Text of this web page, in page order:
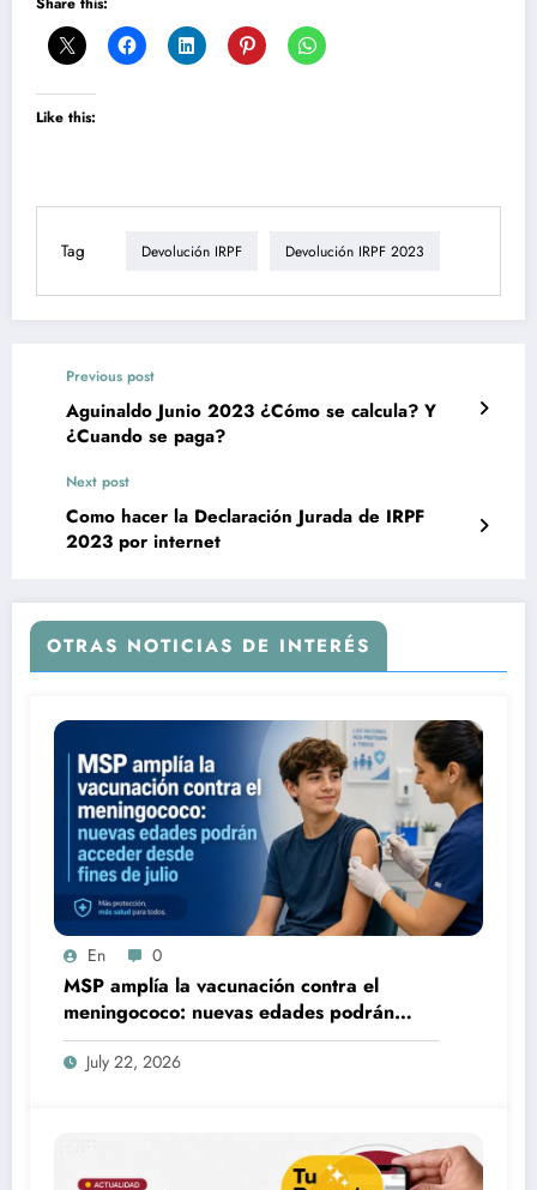
Like this:
Tag Devolución IRPF Devolución IRPF 2023
Previous post
Aguinaldo Junio 2023 ¿Cómo se calcula? Y
¿Cuando se paga?
Next post
Como hacer la Declaración Jurada de IRPF
2023 por internet
OTRAS NOTICIAS DE INTERÉS
En 0
MSP amplía la vacunación contra el
meningococo: nuevas edades podrán
acceder desde fines de julio
July 22, 2026